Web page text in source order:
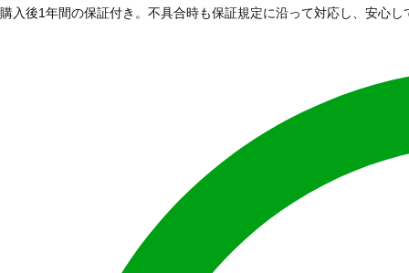
購入後1年間の保証付き。不具合時も保証規定に沿って対応し、安心